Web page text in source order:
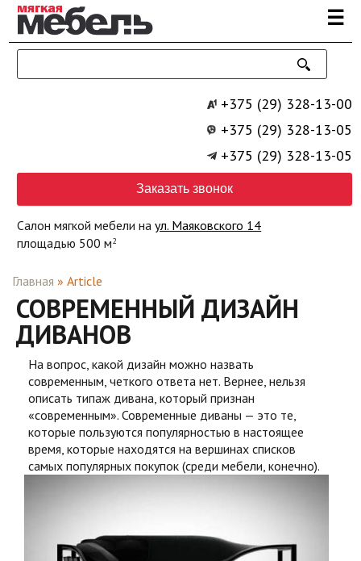
Перейти к основному содержанию ☰
+375 (29) 328-13-00
+375 (29) 328-13-05
+375 (29) 328-13-05
Заказать звонок
Салон мягкой мебели наул. Маяковского 14
площадью 500 м2
Главная » Article
СОВРЕМЕННЫЙ ДИЗАЙН
ДИВАНОВ
На вопрос, какой дизайн можно назвать
современным, четкого ответа нет. Вернее, нельзя
описать типаж дивана, который признан
«современным». Современные диваны — это те,
которые пользуются популярностью в настоящее
время, которые находятся на вершинах списков
самых популярных покупок (среди мебели, конечно).